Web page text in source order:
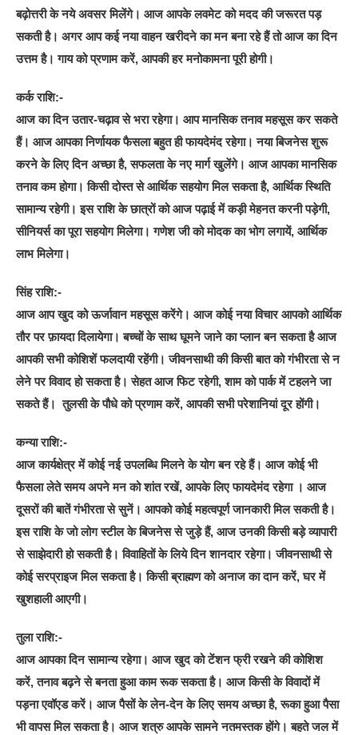
बढ़ोत्तरी के नये अवसर मिलेंगे। आज आपके लवमेट को मदद की जरूरत पड़
सकती है। अगर आप कई नया वाहन खरीदने का मन बना रहे हैं तो आज का दिन
उत्तम है। गाय को प्रणाम करें, आपकी हर मनोकामना पूरी होगी।
कर्क राशि:-
आज का दिन उतार-चढ़ाव से भरा रहेगा। आप मानसिक तनाव महसूस कर सकते
हैं। आज आपका निर्णायक फैसला बहुत ही फायदेमंद रहेगा। नया बिजनेस शुरू
करने के लिए दिन अच्छा है, सफलता के नए मार्ग खुलेंगे। आज आपका मानसिक
तनाव कम होगा। किसी दोस्त से आर्थिक सहयोग मिल सकता है, आर्थिक स्थिति
सामान्य रहेगी। इस राशि के छात्रों को आज पढ़ाई में कड़ी मेहनत करनी पड़ेगी,
सीनियर्स का पूरा सहयोग मिलेगा। गणेश जी को मोदक का भोग लगायें, आर्थिक
लाभ मिलेगा।
सिंह राशि:-
आज आप खुद को ऊर्जावान महसूस करेंगे। आज कोई नया विचार आपको आर्थिक
तौर पर फ़ायदा दिलायेगा। बच्चों के साथ घूमने जाने का प्लान बन सकता है आज
आपकी सभी कोशिशें फलदायी रहेंगी। जीवनसाथी की किसी बात को गंभीरता से न
लेने पर विवाद हो सकता है। सेहत आज फिट रहेगी, शाम को पार्क में टहलने जा
सकते हैं। तुलसी के पौधे को प्रणाम करें, आपकी सभी परेशानियां दूर होंगी।
कन्या राशि:-
आज कार्यक्षेत्र में कोई नई उपलब्धि मिलने के योग बन रहे हैं। आज कोई भी
फैसला लेते समय अपने मन को शांत रखें, आपके लिए फायदेमंद रहेगा । आज
दूसरों की बातें गंभीरता से सुनें। आपको कोई महत्वपूर्ण जानकारी मिल सकती है।
इस राशि के जो लोग स्टील के बिजनेस से जुड़े हैं, आज उनकी किसी बड़े व्यापारी
से साझेदारी हो सकती है। विवाहितों के लिये दिन शानदार रहेगा। जीवनसाथी से
कोई सरप्राइज मिल सकता है। किसी ब्राह्मण को अनाज का दान करें, घर में
खुशहाली आएगी।
तुला राशि:-
आज आपका दिन सामान्य रहेगा। आज खुद को टेंशन फ्री रखने की कोशिश
करें, तनाव बढ़ने से बनता हुआ काम रूक सकता है। आज किसी के विवादों में
पड़ना एवॉएड करें। आज पैसों के लेन-देन के लिए समय अच्छा है, रूका हुआ पैसा
भी वापस मिल सकता है। आज शत्रु आपके सामने नतमस्तक होंगे। बहते जल में